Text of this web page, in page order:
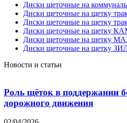
Диски щеточные на
Диски щеточные на щетку
Диски щеточные на щетку
Диски щеточные на щетку
Диски щеточные на щетку
Диски щеточные на щетку
Новости и статьи
Роль щёток в поддержании
дорожного движения